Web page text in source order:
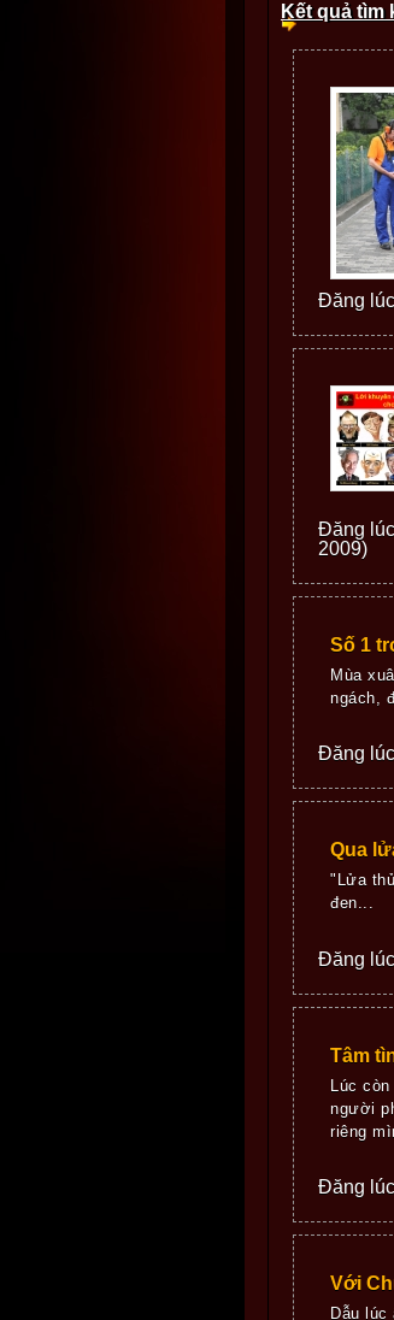
Kết quả tìm
Đăng
Đăng
2009)
Số 1
Mùa
ngách,
Đăng
Qua
"Lửa
đen...
Đăng
Tâm
Lúc
người
riêng
Đăng
Với
Dẫu